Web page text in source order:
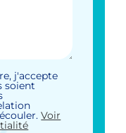
j'accepte
soient
Voir